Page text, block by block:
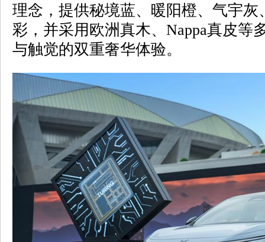
理念，提供秘境蓝、暖阳橙、气宇灰
彩，并采用欧洲真木、Nappa真皮等
与触觉的双重奢华体验。